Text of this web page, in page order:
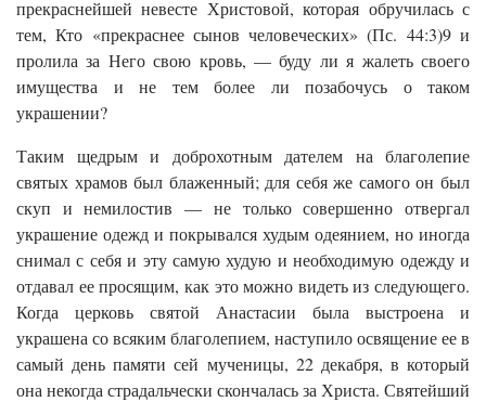
прекраснейшей невесте Христовой, которая обручилась с
тем, Кто «прекраснее сынов человеческих» (Пс. 44:3)9 и
пролила за Него свою кровь, — буду ли я жалеть своего
имущества и не тем более ли позабочусь о таком
украшении?
Таким щедрым и доброхотным дателем на благолепие
святых храмов был блаженный; для себя же самого он был
скуп и немилостив — не только совершенно отвергал
украшение одежд и покрывался худым одеянием, но иногда
снимал с себя и эту самую худую и необходимую одежду и
отдавал ее просящим, как это можно видеть из следующего.
Когда церковь святой Анастасии была выстроена и
украшена со всяким благолепием, наступило освящение ее в
самый день памяти сей мученицы, 22 декабря, в который
она некогда страдальчески скончалась за Христа. Святейший